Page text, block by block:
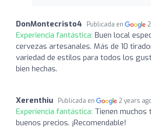
DonMontecristo4 Publicada en
Experiencia fantástica: Buen local
cervezas artesanales. Más de 10
variedad de estilos para todos los
bien hechas.
Xerenthiu Publicada en 2 years
Experiencia fantástica: Tienen muchos
buenos precios. ¡Recomendable!